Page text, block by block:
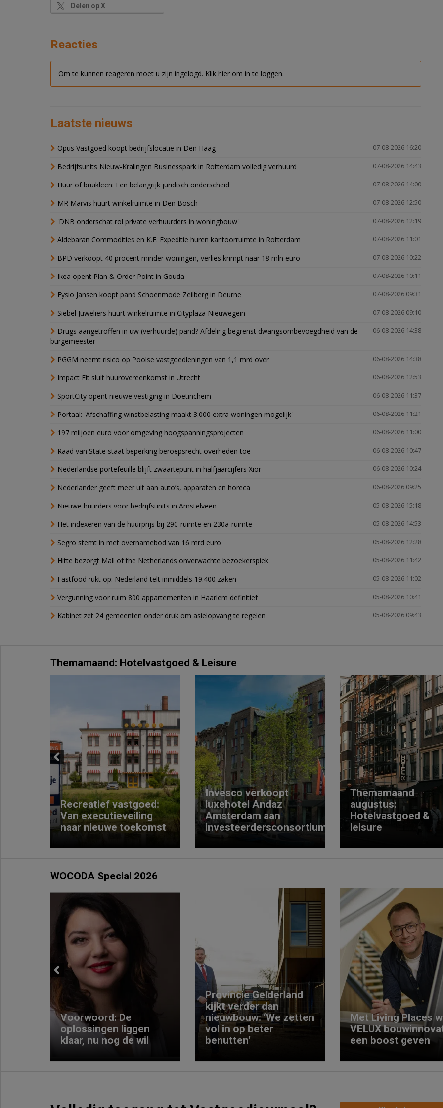
Delen op X
Reacties
Om te kunnen reageren moet u zijn ingelogd. Klik hier om in te loggen.
Laatste nieuws
07-08-2026 16:20
Opus Vastgoed koopt bedrijfslocatie in Den Haag
07-08-2026 14:43
Bedrijfsunits Nieuw-Kralingen Businesspark in Rotterdam volledig verhuurd
07-08-2026 14:00
Huur of bruikleen: Een belangrijk juridisch onderscheid
07-08-2026 12:50
MR Marvis huurt winkelruimte in Den Bosch
07-08-2026 12:19
'DNB onderschat rol private verhuurders in woningbouw'
07-08-2026 11:01
Aldebaran Commodities en K.E. Expeditie huren kantoorruimte in Rotterdam
07-08-2026 10:22
BPD verkoopt 40 procent minder woningen, verlies krimpt naar 18 mln euro
07-08-2026 10:11
Ikea opent Plan & Order Point in Gouda
07-08-2026 09:31
Fysio Jansen koopt pand Schoenmode Zeilberg in Deurne
07-08-2026 09:10
Siebel Juweliers huurt winkelruimte in Cityplaza Nieuwegein
06-08-2026 14:38
Drugs aangetroffen in uw (verhuurde) pand? Afdeling begrenst dwangsombevoegdheid van de
burgemeester
06-08-2026 14:38
PGGM neemt risico op Poolse vastgoedleningen van 1,1 mrd over
06-08-2026 12:53
Impact Fit sluit huurovereenkomst in Utrecht
06-08-2026 11:37
SportCity opent nieuwe vestiging in Doetinchem
06-08-2026 11:21
Portaal: 'Afschaffing winstbelasting maakt 3.000 extra woningen mogelijk'
06-08-2026 11:00
197 miljoen euro voor omgeving hoogspanningsprojecten
06-08-2026 10:47
Raad van State staat beperking beroepsrecht overheden toe
06-08-2026 10:24
Nederlandse portefeuille blijft zwaartepunt in halfjaarcijfers Xior
06-08-2026 09:25
Nederlander geeft meer uit aan auto’s, apparaten en horeca
05-08-2026 15:18
Nieuwe huurders voor bedrijfsunits in Amstelveen
05-08-2026 14:53
Het indexeren van de huurprijs bij 290-ruimte en 230a-ruimte
05-08-2026 12:28
Segro stemt in met overnamebod van 16 mrd euro
05-08-2026 11:42
Hitte bezorgt Mall of the Netherlands onverwachte bezoekerspiek
05-08-2026 11:02
Fastfood rukt op: Nederland telt inmiddels 19.400 zaken
05-08-2026 10:41
Vergunning voor ruim 800 appartementen in Haarlem definitief
05-08-2026 09:43
Kabinet zet 24 gemeenten onder druk om asielopvang te regelen
Themamaand: Hotelvastgoed & Leisure
Previous
Recreatief vastgoed:
Van executieveiling
naar nieuwe toekomst
Invesco verkoopt
luxehotel Andaz
Amsterdam aan
investeerdersconsortium
Themamaand
augustus:
Hotelvastgoed &
leisure
WOCODA Special 2026
Previous
Voorwoord: De
oplossingen liggen
klaar, nu nog de wil
Provincie Gelderland
kijkt verder dan
nieuwbouw: ‘We zetten
vol in op beter
benutten’
Met Living Places
VELUX
een boost geven